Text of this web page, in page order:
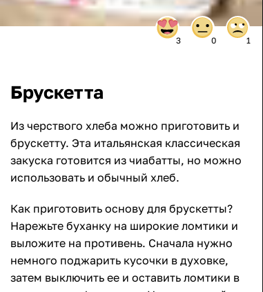
3 0 1
Брускетта
Из черствого хлеба можно приготовить и
брускетту. Эта итальянская классическая
закуска готовится из чиабатты, но можно
использовать и обычный хлеб.
Как приготовить основу для брускетты?
Нарежьте буханку на широкие ломтики и
выложите на противень. Сначала нужно
немного поджарить кусочки в духовке,
затем выключить ее и оставить ломтики в